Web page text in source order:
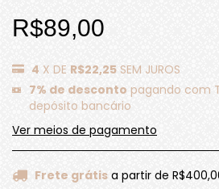
R$89,00
4 X DE R$22,25 SEM JUROS
7% de desconto pagando com
depósito bancário
Ver meios de pagamento
Frete grátis a partir de